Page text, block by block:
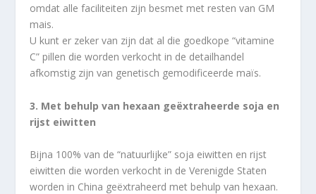
omdat alle faciliteiten zijn besmet met resten van GM
mais.
U kunt er zeker van zijn dat al die goedkope “vitamine
C” pillen die worden verkocht in de detailhandel
afkomstig zijn van genetisch gemodificeerde maïs.
3. Met behulp van hexaan geëxtraheerde soja en
rijst eiwitten
Bijna 100% van de “natuurlijke” soja eiwitten en rijst
eiwitten die worden verkocht in de Verenigde Staten
worden in China geëxtraheerd met behulp van hexaan.